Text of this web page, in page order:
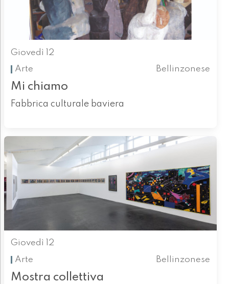
Giovedì 12
Arte
Bellinzonese
Mi chiamo
Fabbrica culturale baviera
Giovedì 12
Arte
Bellinzonese
Mostra collettiva